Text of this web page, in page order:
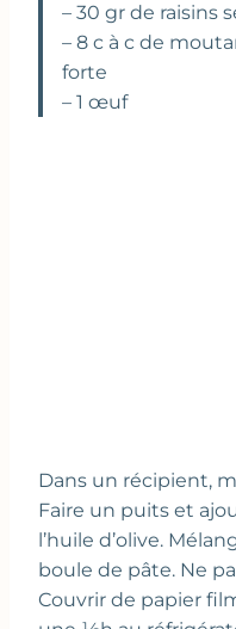
– 30 gr de raisins
– 8 c à c de
forte
– 1 œuf
Dans un récipient,
Faire un puits et
l’huile d’olive.
boule de pâte. Ne
Couvrir de papier